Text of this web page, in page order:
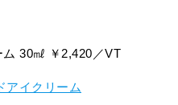
30㎖ ￥2,420／VT
アイクリーム